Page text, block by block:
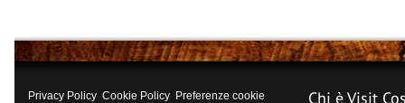
Privacy Policy Cookie Policy Preferenze cookie Chi è Visit